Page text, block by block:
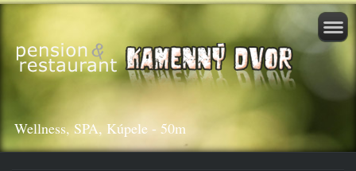
Wellness, SPA, Kúpele - 50m